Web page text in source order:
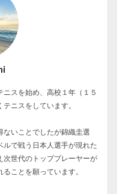
スを始め、高校１年（１５
ニスをしています。
ないことでしたが錦織圭選
で戦う日本人選手が現れた
次世代のトッププレーヤーが
ことを願っています。